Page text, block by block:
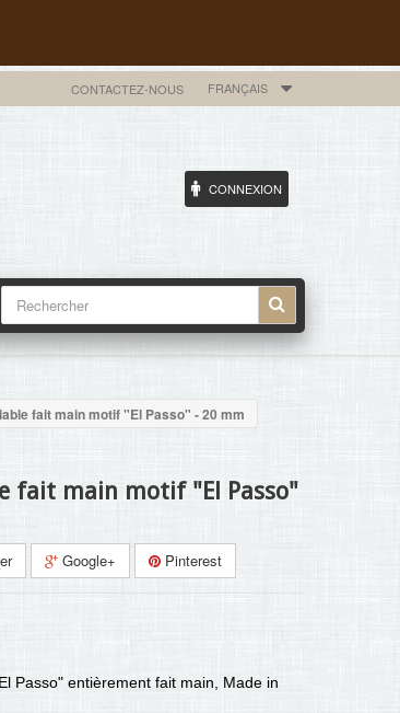
FRANÇAIS
CONTACTEZ-NOUS
CONNEXION
fait main motif "El Passo" - 20 mm
fait main motif "El Passo"
Google+ Pinterest
Passo" entièrement fait main, Made in